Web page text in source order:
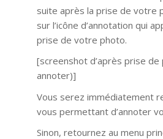
suite après la prise de votre
sur l’icône d’annotation qui
prise de votre photo.
[screenshot d’après prise
annoter)]
Vous serez immédiatement
vous permettant d’annoter
Sinon, retournez au menu